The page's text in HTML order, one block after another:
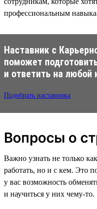
профессиональным
Наставник с
поможет
и ответить на любой
Подобрать наставника
Вопросы о
Важно узнать не только
работать, но и с кем. Это
у вас возможность
и научиться у них чему-то.